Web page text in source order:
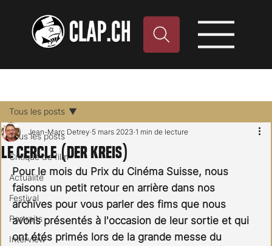
Tous les posts
Critique de film
Actualité
Festival
Portraits
Interview
Tous les posts
Le Cercle (Der Kreis)
Jean-Marc Detrey 5 mars 2023 1 min de lecture
Pour le mois du Prix du Cinéma Suisse, nous
faisons un petit retour en arrière dans nos
archives pour vous parler des fims que nous
avons présentés à l'occasion de leur sortie et qui
ont étés primés lors de la grande messe du